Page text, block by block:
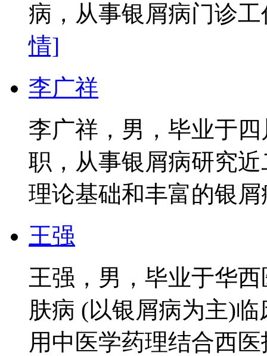
病，从事银屑病门诊
情]
李广祥
李广祥，男，毕业于
职，从事银屑病研究
理论基础和丰富的银
王强
王强，男，毕业于华
肤病 (以银屑病为主)
用中医学药理结合西